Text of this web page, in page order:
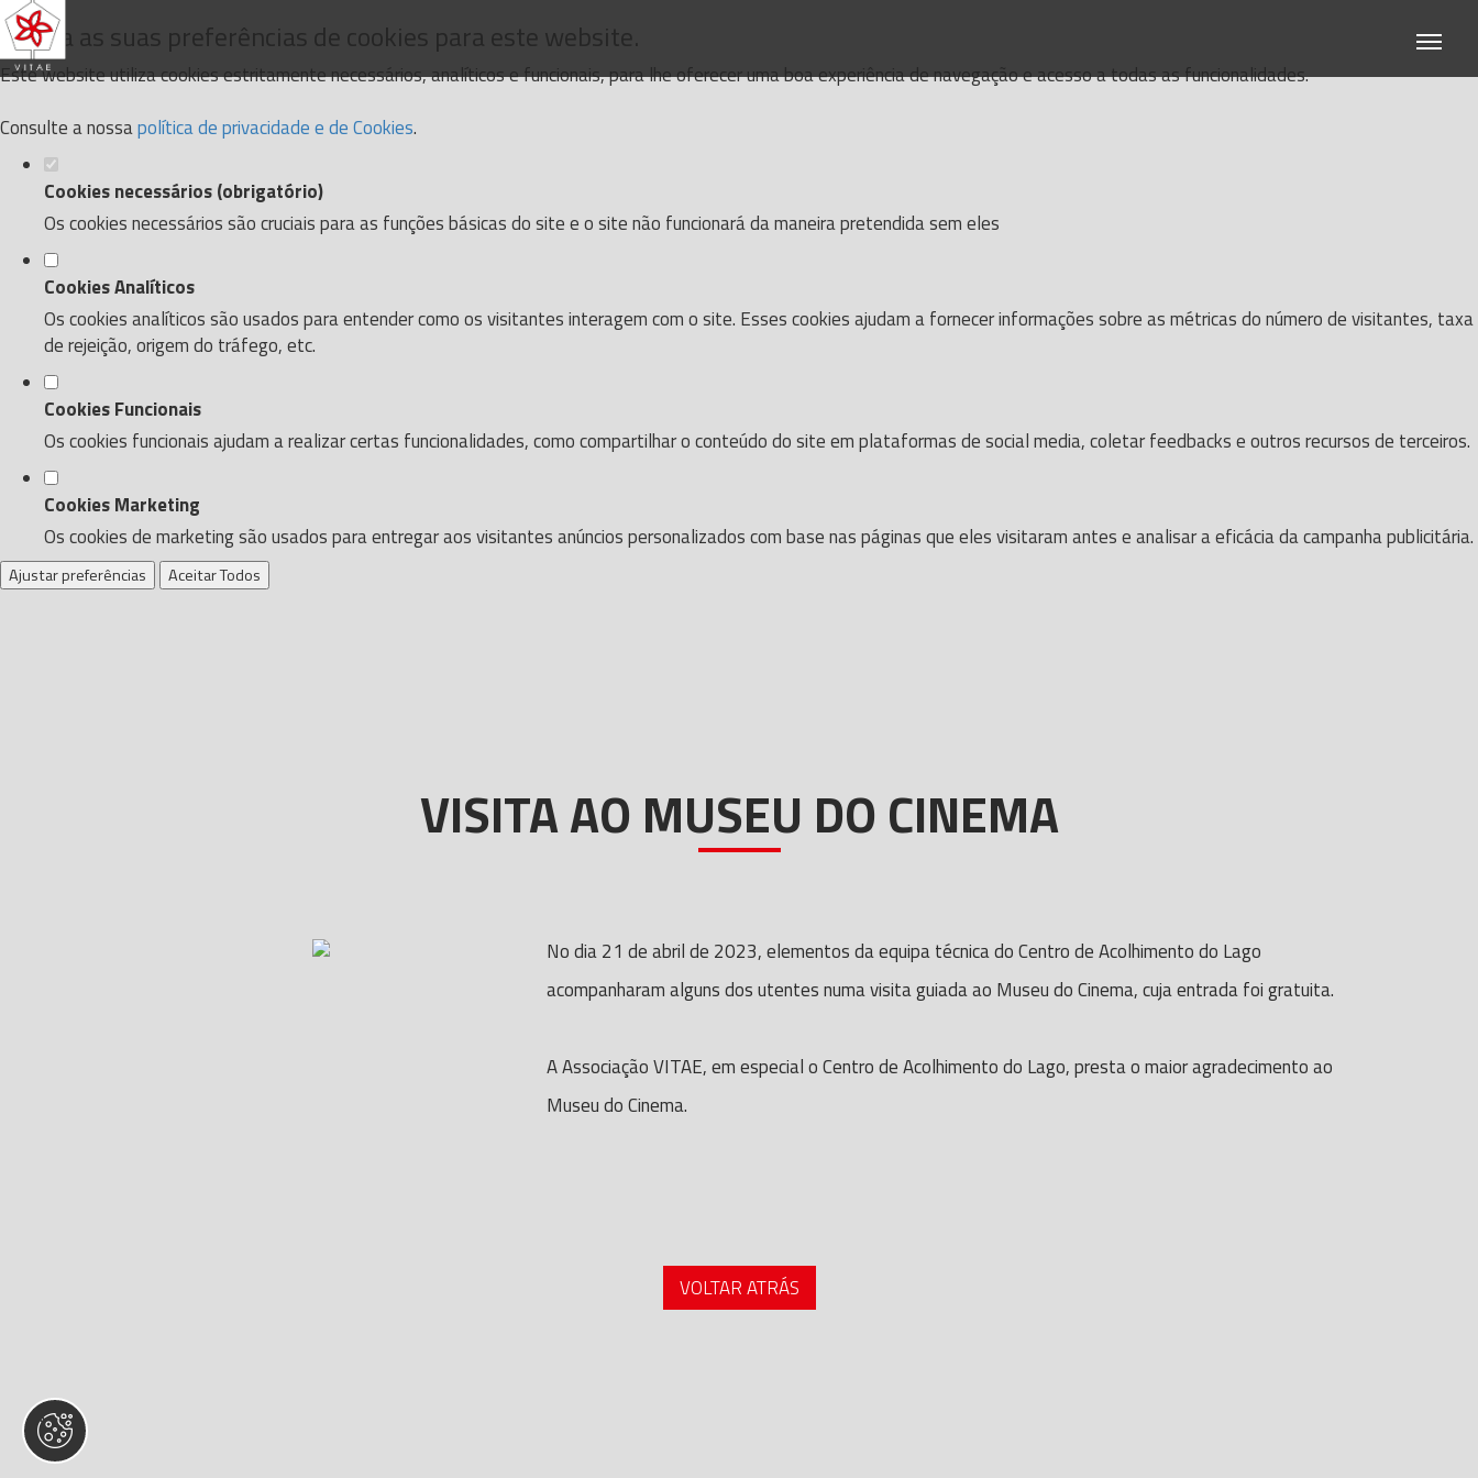
Defina as suas preferências de cookies para este website.
Este website utiliza cookies estritamente necessários, analíticos e funcionais, para lhe oferecer uma boa experiência de navegação e acesso a todas as funcionalidades.
Consulte a nossapolítica de privacidade e de Cookies.
Cookies necessários (obrigatório)
Os cookies necessários são cruciais para as funções básicas do site e o site não funcionará da maneira pretendida sem eles
Cookies Analíticos
Os cookies analíticos são usados para entender como os visitantes interagem com o site. Esses cookies ajudam a fornecer informações sobre as métricas do número de visitantes, taxa
de rejeição, origem do tráfego, etc.
Cookies Funcionais
Os cookies funcionais ajudam a realizar certas funcionalidades, como compartilhar o conteúdo do site em plataformas de social media, coletar feedbacks e outros recursos de terceiros.
Cookies Marketing
Os cookies de marketing são usados para entregar aos visitantes anúncios personalizados com base nas páginas que eles visitaram antes e analisar a eficácia da campanha publicitária.
Ajustar preferências Aceitar Todos
VISITA AO MUSEU DO CINEMA
No dia 21 de abril de 2023, elementos da equipa técnica do Centro de Acolhimento do Lago
acompanharam alguns dos utentes numa visita guiada ao Museu do Cinema, cuja entrada foi gratuita.
A Associação VITAE, em especial o Centro de Acolhimento do Lago, presta o maior agradecimento ao
Museu do Cinema.
VOLTAR ATRÁS